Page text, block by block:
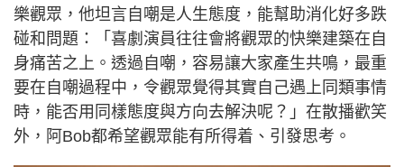
樂觀眾，他坦言自嘲是人生態度，能幫助消化好多跌
碰和問題：「喜劇演員往往會將觀眾的快樂建築在自
身痛苦之上。透過自嘲，容易讓大家產生共鳴，最重
要在自嘲過程中，令觀眾覺得其實自己遇上同類事情
時，能否用同樣態度與方向去解決呢？」在散播歡笑
外，阿Bob都希望觀眾能有所得着、引發思考。